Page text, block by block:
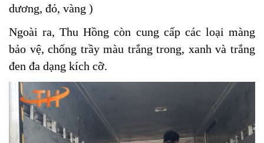
dương, đỏ, vàng )
Ngoài ra, Thu Hồng còn cung cấp các loại màng
bảo vệ, chống trầy màu trắng trong, xanh và trắng
đen đa dạng kích cỡ.